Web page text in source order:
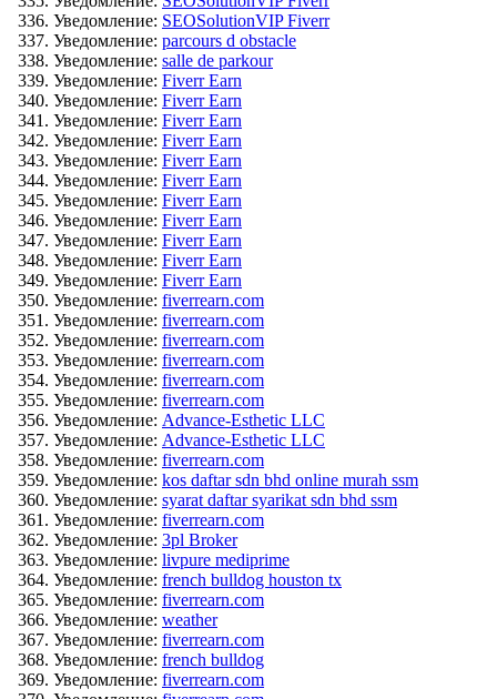
Уведомление: SEOSolutionVIP Fiverr
Уведомление: parcours d obstacle
Уведомление: salle de parkour
Уведомление: Fiverr Earn
Уведомление: Fiverr Earn
Уведомление: Fiverr Earn
Уведомление: Fiverr Earn
Уведомление: Fiverr Earn
Уведомление: Fiverr Earn
Уведомление: Fiverr Earn
Уведомление: Fiverr Earn
Уведомление: Fiverr Earn
Уведомление: Fiverr Earn
Уведомление: Fiverr Earn
Уведомление: fiverrearn.com
Уведомление: fiverrearn.com
Уведомление: fiverrearn.com
Уведомление: fiverrearn.com
Уведомление: fiverrearn.com
Уведомление: fiverrearn.com
Уведомление: Advance-Esthetic LLC
Уведомление: Advance-Esthetic LLC
Уведомление: fiverrearn.com
Уведомление: kos daftar sdn bhd online murah ssm
Уведомление: syarat daftar syarikat sdn bhd ssm
Уведомление: fiverrearn.com
Уведомление: 3pl Broker
Уведомление: livpure mediprime
Уведомление: french bulldog houston tx
Уведомление: fiverrearn.com
Уведомление: weather
Уведомление: fiverrearn.com
Уведомление: french bulldog
Уведомление: fiverrearn.com